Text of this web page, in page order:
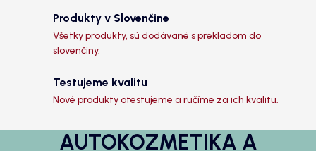
Produkty v Slovenčine
Všetky produkty, sú dodávané s prekladom do
slovenčiny.
Testujeme kvalitu
Nové produkty otestujeme a ručíme za ich kvalitu.
AUTOKOZMETIKA A